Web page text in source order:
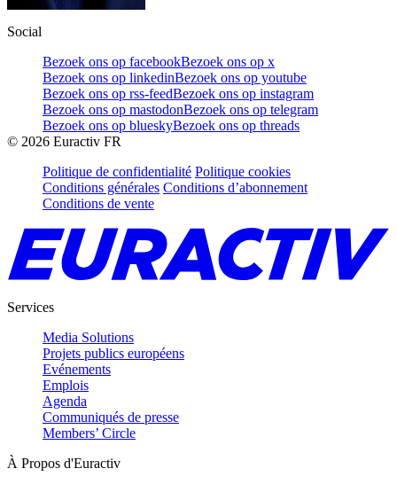
Social
Bezoek ons op facebookBezoek ons op x
Bezoek ons op linkedinBezoek ons op youtube
Bezoek ons op rss-feedBezoek ons op instagram
Bezoek ons op mastodonBezoek ons op telegram
Bezoek ons op blueskyBezoek ons op threads
© 2026 Euractiv FR
Politique de confidentialité Politique cookies
Conditions générales Conditions d’abonnement
Conditions de vente
Services
Media Solutions
Projets publics européens
Evénements
Emplois
Agenda
Communiqués de presse
Members’ Circle
À Propos d'Euractiv